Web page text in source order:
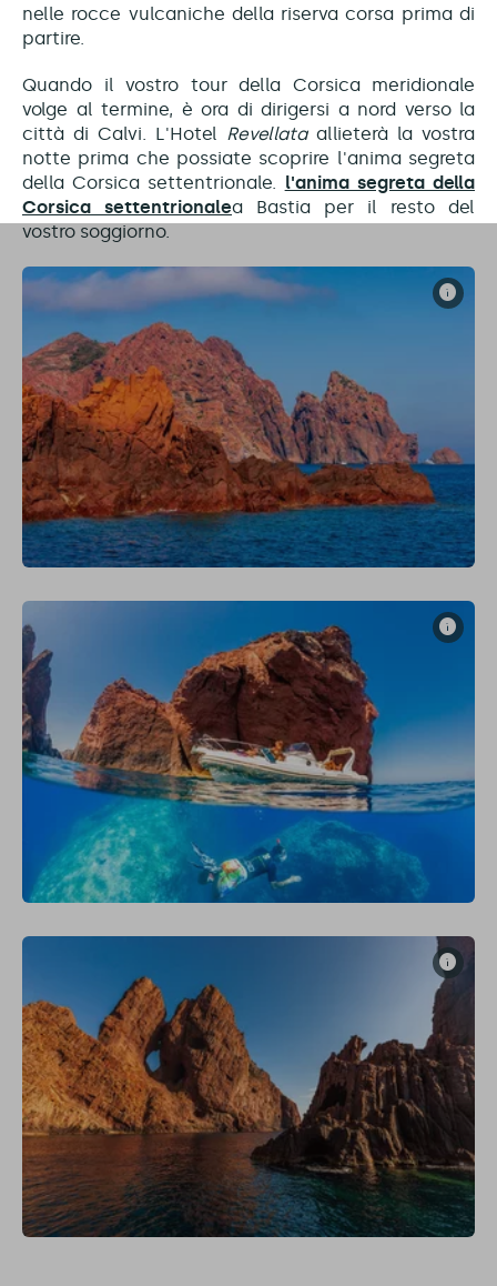
nelle rocce vulcaniche della riserva corsa prima di
partire.
Quando il vostro tour della Corsica meridionale
volge al termine, è ora di dirigersi a nord verso la
città di Calvi. L'Hotel
Revellata allieterà la vostra
notte prima che possiate scoprire l'anima segreta
della Corsica settentrionale. l'anima segreta della
Corsica settentrionalea Bastia per il resto del
vostro soggiorno.